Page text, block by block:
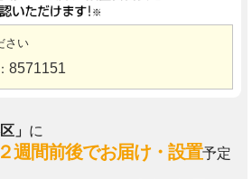
さい
8571151
」 に
週間前後でお届け・設置予定